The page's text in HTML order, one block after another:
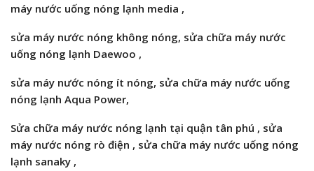
máy nước uống nóng lạnh media ,
sửa máy nước nóng không nóng, sửa chữa máy nước
uống nóng lạnh Daewoo ,
sửa máy nước nóng ít nóng, sửa chữa máy nước uống
nóng lạnh Aqua Power,
Sửa chữa máy nước nóng lạnh tại quận tân phú , sửa
máy nước nóng rò điện , sửa chữa máy nước uống nóng
lạnh sanaky ,